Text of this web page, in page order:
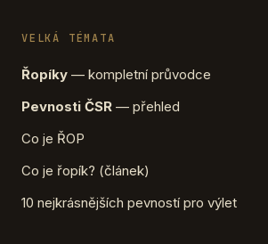
VELKÁ TÉMATA
Řopíky — kompletní průvodce
Pevnosti ČSR — přehled
Co je ŘOP
Co je řopík? (článek)
10 nejkrásnějších pevností pro výlet